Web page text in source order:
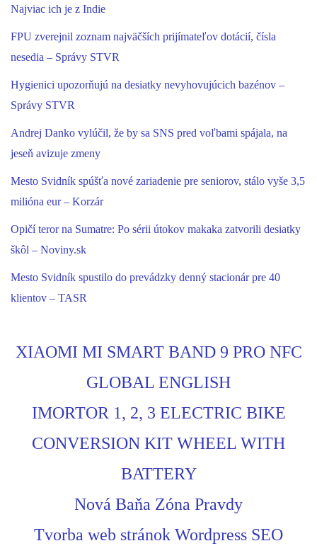
Najviac ich je z Indie
FPU zverejnil zoznam najväčších prijímateľov dotácií, čísla
nesedia – Správy STVR
Hygienici upozorňujú na desiatky nevyhovujúcich bazénov –
Správy STVR
Andrej Danko vylúčil, že by sa SNS pred voľbami spájala, na
jeseň avizuje zmeny
Mesto Svidník spúšťa nové zariadenie pre seniorov, stálo vyše 3,5
milióna eur – Korzár
Opičí teror na Sumatre: Po sérii útokov makaka zatvorili desiatky
škôl – Noviny.sk
Mesto Svidník spustilo do prevádzky denný stacionár pre 40
klientov – TASR
XIAOMI MI SMART BAND 9 PRO NFC
GLOBAL ENGLISH
IMORTOR 1, 2, 3 ELECTRIC BIKE
CONVERSION KIT WHEEL WITH
BATTERY
Nová Baňa Zóna Pravdy
Tvorba web stránok Wordpress SEO